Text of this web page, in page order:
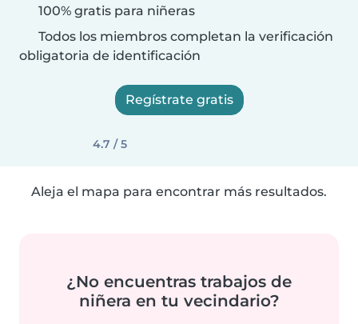
100% gratis para niñeras
Todos los miembros completan la verificación
obligatoria de identificación
Regístrate gratis
4.7 / 5
Aleja el mapa para encontrar más resultados.
¿No encuentras trabajos de
niñera en tu vecindario?